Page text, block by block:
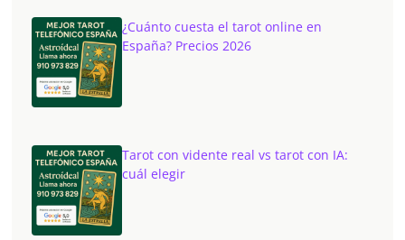
¿Cuánto cuesta el tarot online en
España? Precios 2026
Tarot con vidente real vs tarot con IA:
cuál elegir